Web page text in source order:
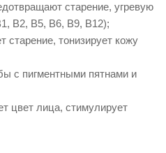
старение, угревую
В2, В5, В6, В9, В12);
старение, тонизирует кожу
с пигментными пятнами и
цвет лица, стимулирует